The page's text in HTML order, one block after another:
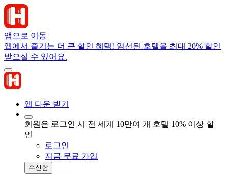
앱으로 이동
앱에서 즐기는 더 큰 할인 혜택! 엄선된 호텔을 최대 20% 할인
받으실 수 있어요.
앱 다운 받기
회원은 로그인 시 전 세계 10만여 개 호텔 10% 이상 할
인
로그인
지금 무료 가입
수신함